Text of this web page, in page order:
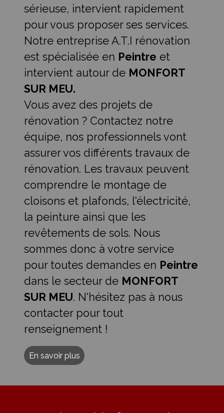
sérieuse, intervient rapidement
pour vous proposer ses services.
Notre entreprise A.T.I rénovation
est spécialisée en Peintre et
intervient autour de MONFORT
SUR MEU.
Vous avez des projets de
rénovation ? Contactez notre
équipe, nos professionnels vont
assurer vos différents travaux de
rénovation. Les travaux peuvent
comprendre le montage de
cloisons et plafonds, l'électricité,
la peinture ainsi que les
revêtements de sols. Nous
sommes donc à votre service
pour toutes demandes en Peintre
dans le secteur de MONFORT
SUR MEU. N'hésitez pas à nous
contacter pour tout
renseignement !
En savoir plus